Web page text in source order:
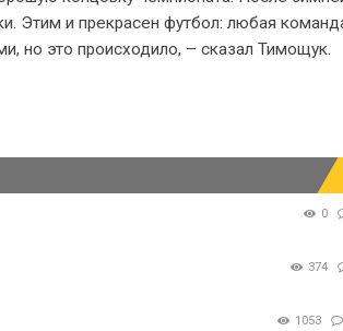
Этим и прекрасен футбол: любая
но это происходило, – сказал Тимощук.
0
374
1053